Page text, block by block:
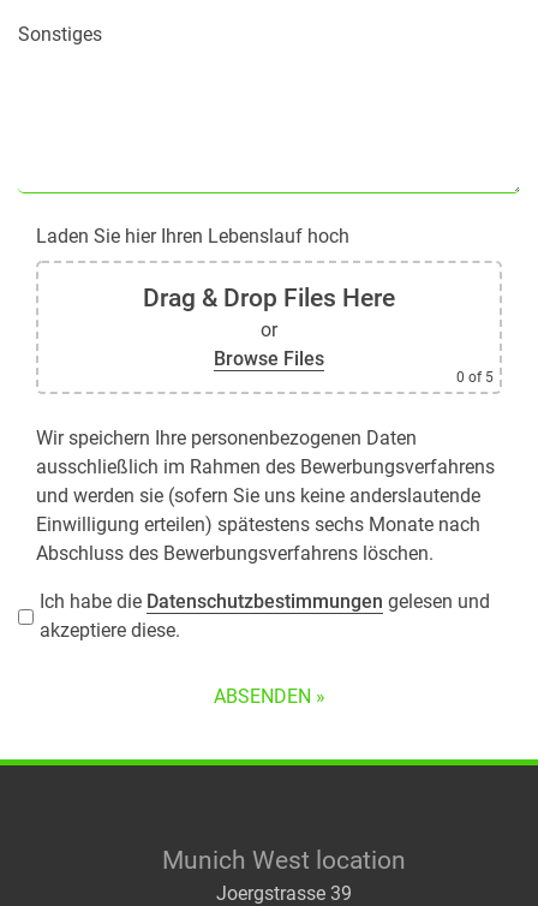
Sonstiges
Laden Sie hier Ihren Lebenslauf hoch
Drag & Drop Files Here
or
Browse Files
0 of 5
Wir speichern Ihre personenbezogenen Daten
ausschließlich im Rahmen des Bewerbungsverfahrens
und werden sie (sofern Sie uns keine anderslautende
Einwilligung erteilen) spätestens sechs Monate nach
Abschluss des Bewerbungsverfahrens löschen.
Ich habe die Datenschutzbestimmungen gelesen und
akzeptiere diese.
Munich West location
Joergstrasse 39